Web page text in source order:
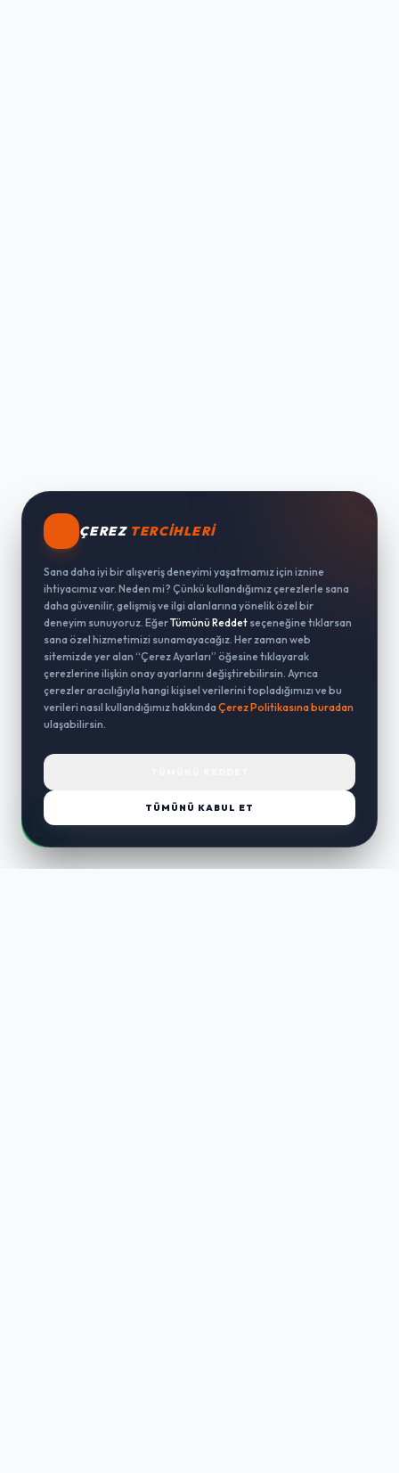
ÇEREZ TERCIHLERI
Sana daha iyi bir alışveriş deneyimi yaşatmamız için iznine
ihtiyacımız var. Neden mi? Çünkü kullandığımız çerezlerle sana
daha güvenilir, gelişmiş ve ilgi alanlarına yönelik özel bir
deneyim sunuyoruz. EğerTümünü Reddet seçeneğine tıklarsan
sana özel hizmetimizi sunamayacağız. Her zaman web
sitemizde yer alan “Çerez Ayarları” öğesine tıklayarak
çerezlerine ilişkin onay ayarlarını değiştirebilirsin. Ayrıca
çerezler aracılığıyla hangi kişisel verilerini topladığımızı ve bu
verileri nasıl kullandığımız hakkında Çerez Politikasına buradan
ulaşabilirsin.
TÜMÜNÜ KABUL ET